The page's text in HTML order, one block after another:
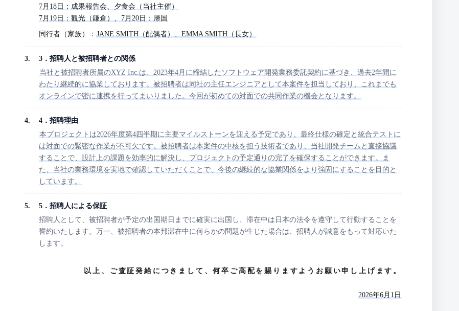
7月18日：成果報告会、夕食会（当社主催）
7月19日：観光（鎌倉）、7月20日：帰国
同行者（家族）： JANE SMITH（配偶者）、EMMA SMITH（長女）
3．招聘人と被招聘者との関係
当社と被招聘者所属のXYZ Inc.は、2023年4月に締結したソフトウェア開発業務委託契約に基づき、過去2年間に
わたり継続的に協業しております。被招聘者は同社の主任エンジニアとして本案件を担当しており、これまでも
オンラインで密に連携を行ってまいりました。今回が初めての対面での共同作業の機会となります。
4．招聘理由
本プロジェクトは2026年度第4四半期に主要マイルストーンを迎える予定であり、最終仕様の確定と統合テストに
は対面での緊密な作業が不可欠です。被招聘者は本案件の中核を担う技術者であり、当社開発チームと直接協議
することで、設計上の課題を効率的に解決し、プロジェクトの予定通りの完了を確保することができます。ま
た、当社の業務環境を実地で確認していただくことで、今後の継続的な協業関係をより強固にすることを目的と
しています。
5．招聘人による保証
招聘人として、被招聘者が予定の出国期日までに確実に出国し、滞在中は日本の法令を遵守して行動することを
誓約いたします。万一、被招聘者の本邦滞在中に何らかの問題が生じた場合は、招聘人が誠意をもって対応いた
します。
以上、ご査証発給につきまして、何卒ご高配を賜りますようお願い申し上げます。
2026年6月1日